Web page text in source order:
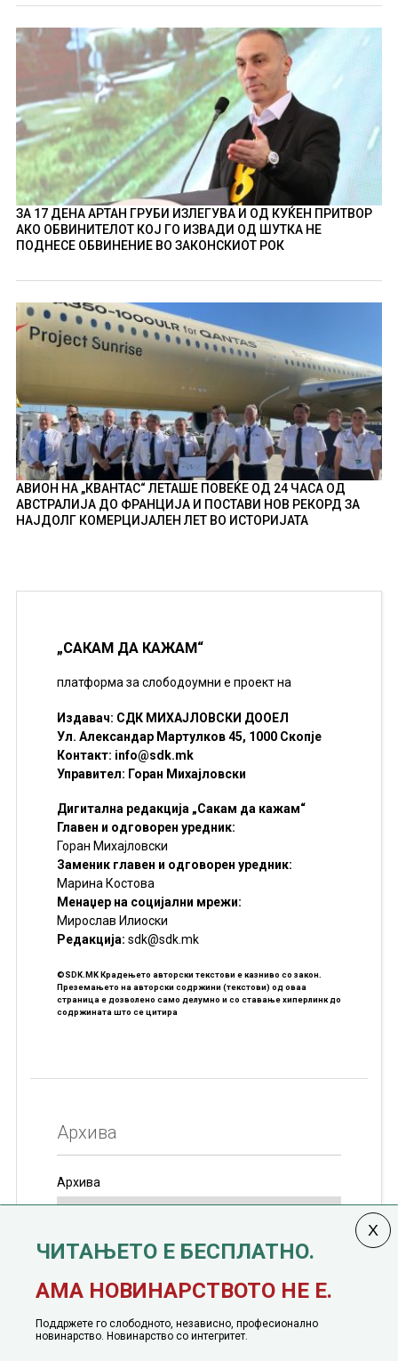
ЗА 17 ДЕНА АРТАН ГРУБИ ИЗЛЕГУВА И ОД КУЌЕН ПРИТВОР
АКО ОБВИНИТЕЛОТ КОЈ ГО ИЗВАДИ ОД ШУТКА НЕ
ПОДНЕСЕ ОБВИНЕНИЕ ВО ЗАКОНСКИОТ РОК
АВИОН НА „КВАНТАС“ ЛЕТАШЕ ПОВЕЌЕ ОД 24 ЧАСА ОД
АВСТРАЛИЈА ДО ФРАНЦИЈА И ПОСТАВИ НОВ РЕКОРД ЗА
НАЈДОЛГ КОМЕРЦИЈАЛЕН ЛЕТ ВО ИСТОРИЈАТА
„САКАМ ДА КАЖАМ“
платформа за слободоумни е проект на
Издавач: СДК МИХАЈЛОВСКИ ДООЕЛ
Ул. Александар Мартулков 45, 1000 Скопје
Контакт: info@sdk.mk
Управител: Горан Михајловски
Дигитална редакција „Сакам да кажам“
Главен и одговорен уредник:
Горан Михајловски
Заменик главен и одговорен уредник:
Марина Костова
Менаџер на социјални мрежи:
Мирослав Илиоски
Редакцијa: sdk@sdk.mk
©SDK.MK Крадењето авторски текстови е казниво со закон.
Преземањето на авторски содржини (текстови) од оваа
страница е дозволено само делумно и со ставање хиперлинк до
содржината што се цитира
Архива
Архива
јануари, 1991 година
ЧИТАЊЕТО Е БЕСПЛАТНО.
АМА НОВИНАРСТВОТО НЕ Е.
Поддржете го слободното, независно, професионално
новинарство. Новинарство со интегритет.